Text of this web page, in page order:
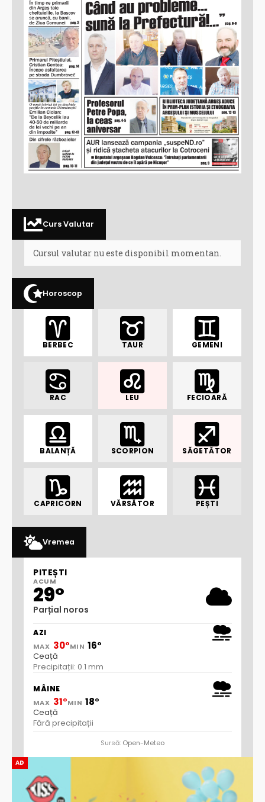
AD
Curs Valutar
Cursul valutar nu este disponibil momentan.
Horoscop
BERBEC TAUR GEMENI
RAC LEU FECIOARĂ
BALANȚĂ SCORPION SĂGETĂTOR
CAPRICORN VĂRSĂTOR PEȘTI
Vremea
PITEȘTI
ACUM
29°
Parțial noros
AZI
MAX 30°MIN 16°
Ceață
Precipitații: 0.1 mm
MÂINE
MAX 31°MIN 18°
Ceață
Fără precipitații
Sursă: Open-Meteo